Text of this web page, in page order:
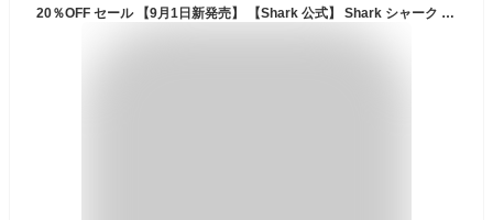
20％OFF セール 【9月1日新発売】 【Shark 公式】 Shark シャーク EVOPOWER SYSTEM BOOST コードレススティッククリーナー LC600J プレシジョンダスターセット LC600J-XCCKLC400J / 掃除機 コードレス コードレスクリーナー ハンディ スタンド付き 吸引力